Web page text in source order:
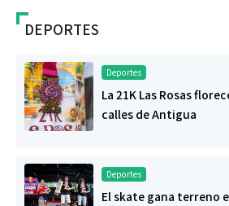
DEPORTES
Deportes
La 21K Las Rosas
calles de Antigua
Deportes
El skate gana terreno